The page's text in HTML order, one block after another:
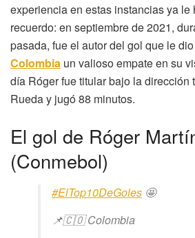
experiencia en estas instancias ya le
recuerdo: en septiembre de 2021,
pasada, fue el autor del gol que le
Colombia un valioso empate en su
día Róger fue titular bajo la dirección
Rueda y jugó 88 minutos.
El gol de Róger
(Conmebol)
#ElTop10DeGoles 🤩
📌🇨🇴 Colombia